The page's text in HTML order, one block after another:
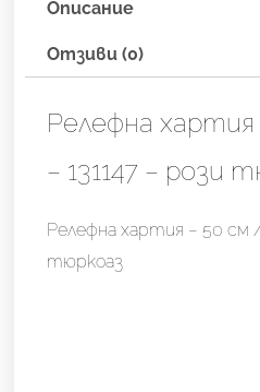
Описание
Отзиви (0)
Релефна
– 131147 – рози
Релефна хартия – 50 см /
тюркоаз